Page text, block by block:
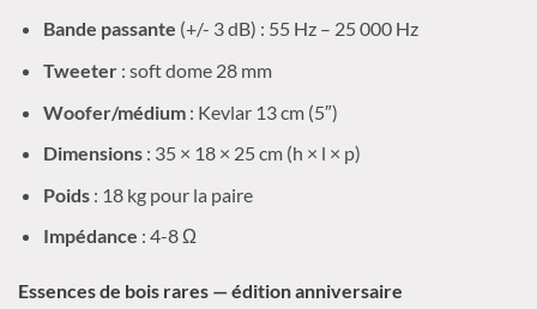
Bande passante (+/- 3 dB) : 55 Hz – 25 000 Hz
Tweeter: soft dome 28 mm
Woofer/médium: Kevlar 13 cm (5″)
Dimensions: 35 × 18 × 25 cm (h × l × p)
Poids: 18 kg pour la paire
Impédance : 4-8 Ω
Essences de bois rares — édition anniversaire